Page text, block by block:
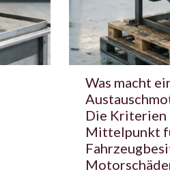
Was macht
Die Kriterien
Mittelpunkt